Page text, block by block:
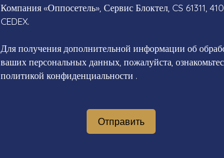
Компания «Оппосетель», Сервис Блоктел, CS 61311,
CEDEX.
Для получения дополнительной информации об
ваших персональных данных, пожалуйста,
политикой конфиденциальности .
Отправить